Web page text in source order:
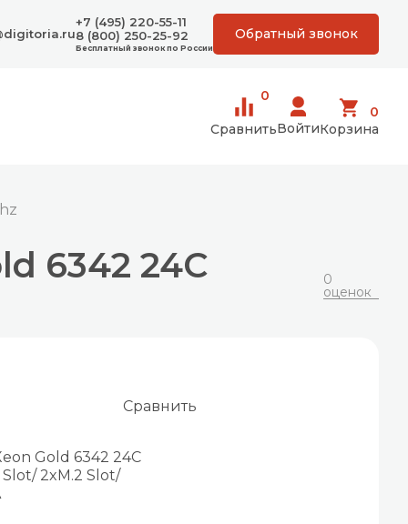
+7 (495) 220-55-11
8 (800) 250-25-92
Бесплатный звонок по России
Обратный звонок
0
СравнитьВойти
0
Корзина
6342 24C
0
оценок
Сравнить
Gold 6342 24C
2xM.2 Slot/